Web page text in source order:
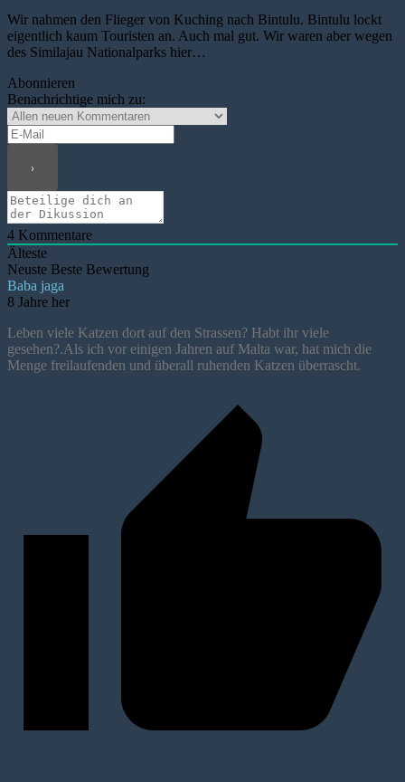
Wir nahmen den Flieger von Kuching nach Bintulu. Bintulu lockt
eigentlich kaum Touristen an. Auch mal gut. Wir waren aber wegen
des Similajau Nationalparks hier…
Abonnieren
Benachrichtige mich zu:
4 Kommentare
Älteste
Neuste Beste Bewertung
Baba jaga
8 Jahre her
Leben viele Katzen dort auf den Strassen? Habt ihr viele
gesehen?.Als ich vor einigen Jahren auf Malta war, hat mich die
Menge freilaufenden und überall ruhenden Katzen überrascht.